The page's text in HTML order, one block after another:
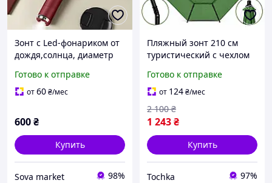
Зонт с Led-фонариком от
дождя,солнца, диаметр
зонт,10 спиц, красный
Готово к отправке
от60₴/мес
600₴
Купить
Sova market 98%
Пляжный зонт 210 см
туристический с чехлом
регулировка наклона и
высоты от солнца и
дождя зеленый
Готово к отправке
от 124₴/мес
1 243₴
2 100 ₴
Купить
Tochka 97%